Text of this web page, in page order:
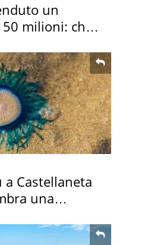
un
50 milioni: chi
Castellaneta
una